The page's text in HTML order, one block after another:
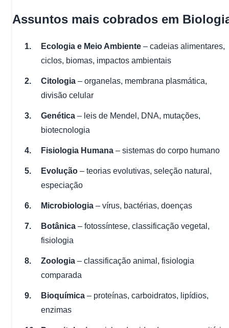
Assuntos mais cobrados em
Ecologia e Meio Ambiente – cadeias alimentares,
ciclos, biomas, impactos ambientais
Citologia – organelas, membrana plasmática,
divisão celular
Genética – leis de Mendel, DNA, mutações,
biotecnologia
Fisiologia Humana – sistemas do corpo humano
Evolução – teorias evolutivas, seleção natural,
especiação
Microbiologia – vírus, bactérias, doenças
Botânica – fotossíntese, classificação vegetal,
fisiologia
Zoologia – classificação animal, fisiologia
comparada
Bioquímica – proteínas, carboidratos, lipídios,
enzimas